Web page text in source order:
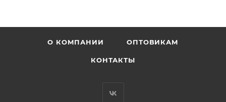
О КОМПАНИИ ОПТОВИКАМ
КОНТАКТЫ